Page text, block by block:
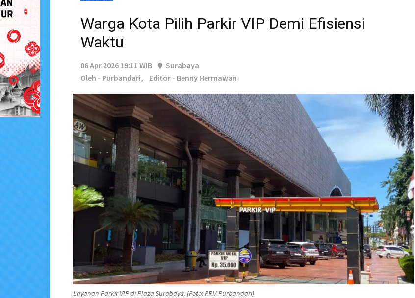
Warga Kota Pilih Parkir VIP Demi Efisiensi
Waktu
06 Apr 2026 19:11 WIB
Surabaya
Oleh - Purbandari,
Editor - Benny Hermawan
Layanan Parkir VIP di Plaza Surabaya. (Foto: RRI/ Purbandari)